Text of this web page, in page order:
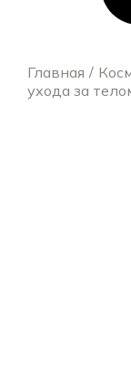
Главная
ухода за